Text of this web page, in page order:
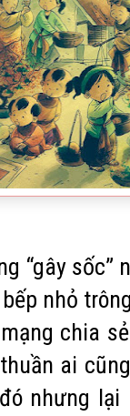
“gây sốc”
nhỏ
chia
ai
nhưng